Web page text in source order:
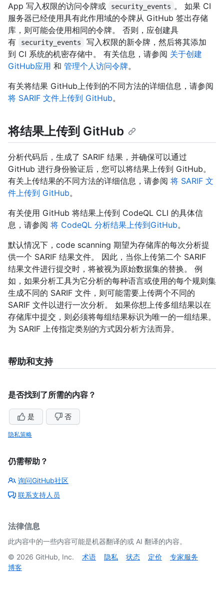
App 写入权限的访问令牌或
security_events 。 如果 CI
服务器已经使用具有此作用域的令牌从 GitHub 签出存储
库，则可能会使用相同的令牌。 否则，应创建具
有
security_events
写入权限的新令牌，然后将其添加
到 CI 系统的机密存储中。 有关信息，请参阅 关于创建
GitHub应用 和 管理个人访问令牌。
有关将结果 GitHub上传到的不同方法的详细信息，请参阅
将 SARIF 文件上传到 GitHub。
将结果上传到 GitHub
分析代码后，生成了 SARIF 结果，并确保可以通过
GitHub 进行身份验证后，您可以将结果上传到 GitHub。
有关上传结果的不同方法的详细信息，请参阅 将 SARIF 文
件上传到 GitHub。
有关使用 GitHub 将结果上传到 CodeQL CLI 的具体信
息，请参阅 将 CodeQL 分析结果上传到GitHub。
默认情况下，code scanning 期望为存储库的每次分析提
供一个 SARIF 结果文件。 因此，当你上传第二个 SARIF
结果文件进行提交时，将被视为原始数据集的替换。 例
如，如果分析工具为它分析的每种语言或使用的每个规则集
生成不同的 SARIF 文件，则可能需要上传两个不同的
SARIF 文件以进行一次分析。 如果你想上传多组结果以在
存储库中提交，则必须将每组结果标识为唯一的一组结果。
为 SARIF 上传指定类别的方式因分析方法而异。
帮助和支持
是否找到了所需的内容？
是 否
隐私策略
仍需帮助？
询问GitHub社区
联系支持人员
法律信息
此内容中的一些内容可能是机器翻译的或 AI 翻译的内容。
© 2026 GitHub, Inc. 术语 隐私 状态 定价
专家服务
博客